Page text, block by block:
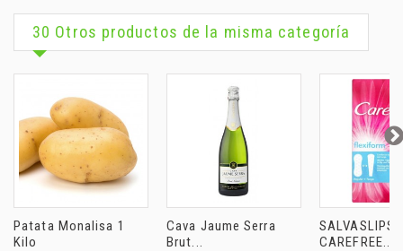
30 Otros productos de la misma categoría
Patata Monalisa 1
Kilo
Cava Jaume Serra
Brut...
SALVASLIPS
CAREFREE...